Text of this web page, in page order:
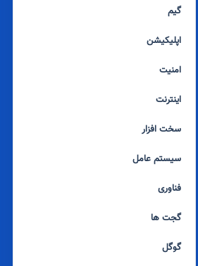
گیم
اپلیکیشن
امنیت
اینترنت
سخت افزار
سیستم عامل
فناوری
گجت ها
گوگل